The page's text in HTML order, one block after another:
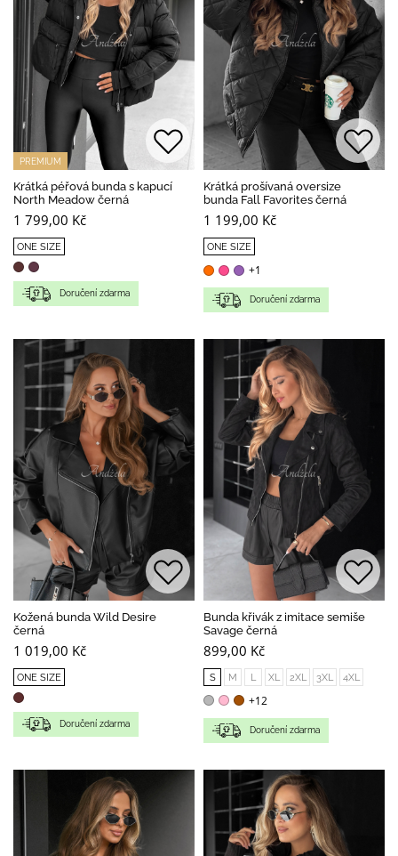
PREMIUM
Krátká péřová bunda s kapucí
North Meadow černá
1 799,00 Kč
ONE SIZE
Doručení zdarma
Krátká prošívaná oversize
bunda Fall Favorites černá
1 199,00 Kč
ONE SIZE
+1
Doručení zdarma
Kožená bunda Wild Desire
černá
1 019,00 Kč
ONE SIZE
Doručení zdarma
Bunda křivák z imitace semiše
Savage černá
899,00 Kč
S M L XL 2XL 3XL 4XL
+12
Doručení zdarma